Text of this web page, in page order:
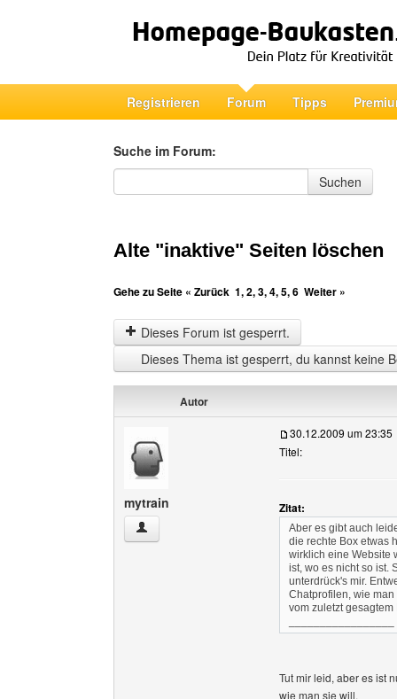
Registrieren Forum Tipps
Suche im Forum:
Suche im Forum
Suchen
Alte "inaktive" Seiten löschen
Gehe zu Seite « Zurück 1,2,3,4,5,6 Weiter »
Dieses Forum ist gesperrt.
Dieses Thema ist gesperrt, du kannst keine
Autor
mytrain
mytrain Benutzer-Profile anzeigen
30.12.2009 um 23:35
Titel:
Zitat:
Aber es gibt auch
die rechte Box etwas
wirklich eine Website
ist, wo es nicht so ist.
unterdrück's mir.
Chatprofilen, wie
vom zuletzt
Tut mir leid, aber es ist
wie man sie will.